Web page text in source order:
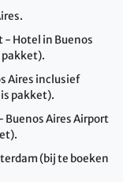
- Hotel in Buenos
pakket).
Aires inclusief
pakket).
Buenos Aires Airport
(bij te boeken